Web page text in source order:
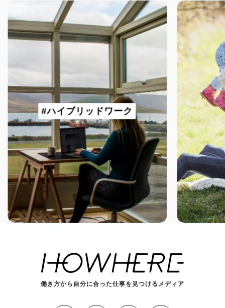
#ハイブリッドワーク
働き方から自分に合った仕事を見つけるメディア